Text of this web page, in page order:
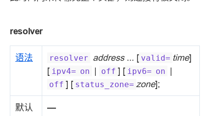
resolver
语法 resolver address... [ valid= time]
[ ipv4= on | off ] [ ipv6= on |
off ] [ status_zone= zone];
默认
—